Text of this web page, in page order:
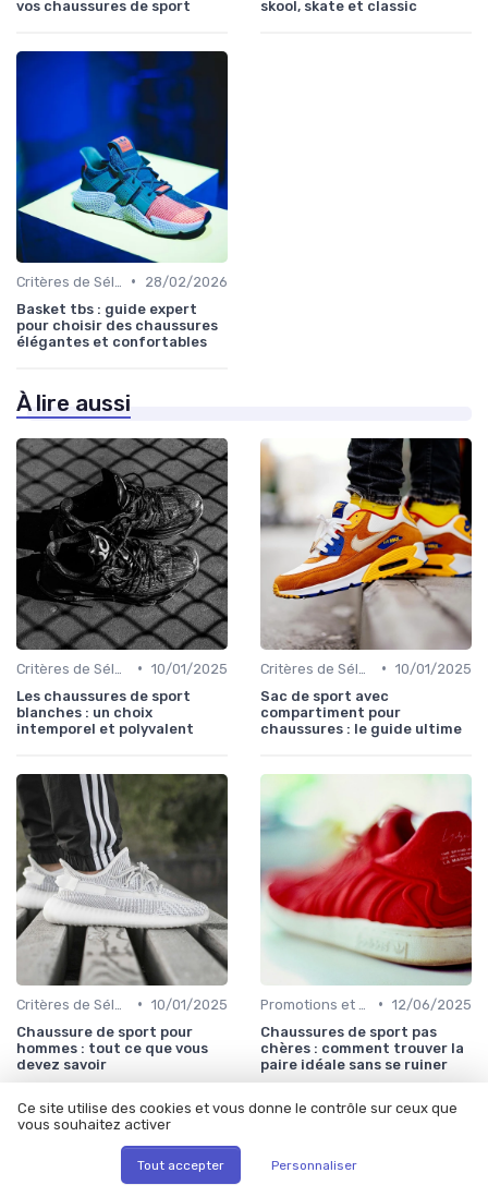
vos chaussures de sport
skool, skate et classic
•
28/02/2026
Basket tbs : guide expert
pour choisir des chaussures
élégantes et confortables
À lire aussi
• 10/01/2025
Les chaussures de sport
blanches : un choix
intemporel et polyvalent
• 10/01/2025
Sac de sport avec
compartiment pour
chaussures : le guide ultime
• 10/01/2025
Chaussure de sport pour
hommes : tout ce que vous
devez savoir
• 12/06/2025
Chaussures de sport pas
chères : comment trouver la
paire idéale sans se ruiner
Ce site utilise des cookies et vous donne le contrôle sur ceux que
vous souhaitez activer
Tout accepter Personnaliser